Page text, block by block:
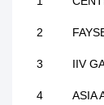
2
3 IIV
4 ASIA